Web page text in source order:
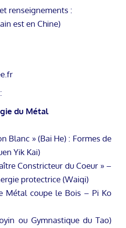
renseignements :
est en Chine)
du Métal
Blanc » (Bai He) : Formes de
Yik Kai)
Constricteur du Coeur » –
protectrice (Waiqi)
Métal coupe le Bois – Pi Ko
ou Gymnastique du Tao)